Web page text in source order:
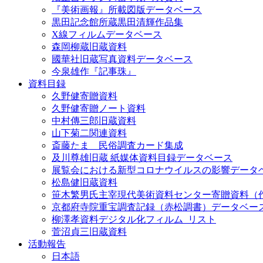
『美術画報』所載図版データベース
黒田記念館所蔵黒田清輝作品集
X線フィルムデータベース
森岡柳蔵旧蔵資料
國華社旧蔵写真資料データベース
今泉雄作『記事珠』
資料目録
久野健寄贈資料
久野健寄贈ノート資料
中村傳三郎旧蔵資料
山下菊二関連資料
斎藤たま 民俗調査カード集成
及川尊雄旧蔵 紙媒体資料目録データベース
展覧会における新型コロナウイルスの影響データ
松島健旧蔵資料
笹木繁男氏主宰現代美術資料センター寄贈資料（
京都府寺院重宝調査記録（赤松調書）データベー
柳澤孝資料デジタル化フィルム_リスト
菅沼貞三旧蔵資料
活動報告
日本語